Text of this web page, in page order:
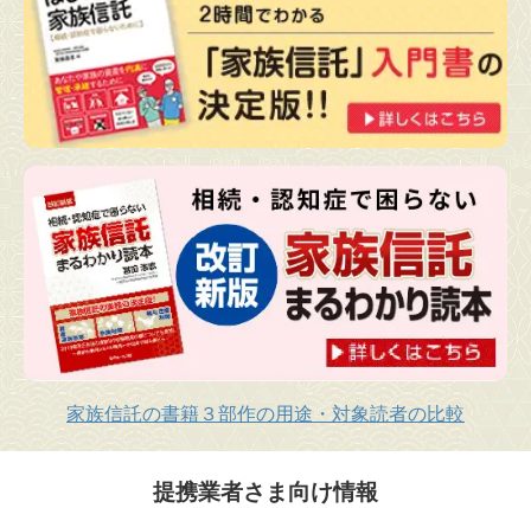
家族信託の書籍３部作の用途・対象読者の比較
提携業者さま向け情報